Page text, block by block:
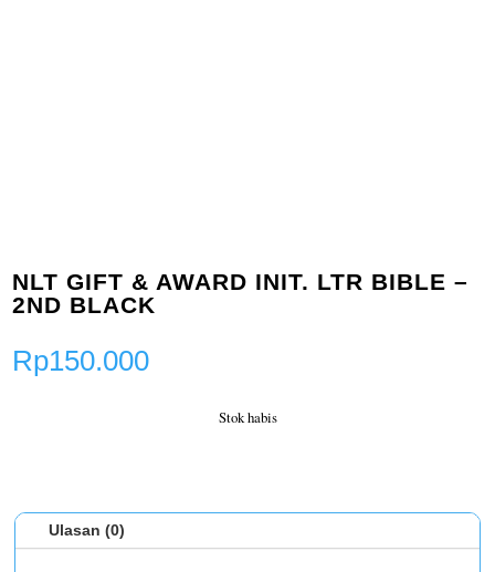
NLT GIFT & AWARD INIT. LTR BIBLE –
2ND BLACK
Rp150.000
Stok habis
Ulasan (0)